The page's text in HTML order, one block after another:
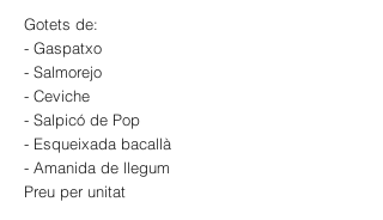
Gotets de:
- Gaspatxo
- Salmorejo
- Ceviche
- Salpicó de Pop
- Esqueixada bacallà
- Amanida de llegum
Preu per unitat